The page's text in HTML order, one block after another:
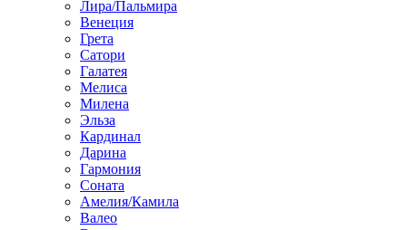
Лира/Пальмира
Венеция
Грета
Сатори
Галатея
Мелиса
Милена
Эльза
Кардинал
Дарина
Гармония
Соната
Амелия/Камила
Валео